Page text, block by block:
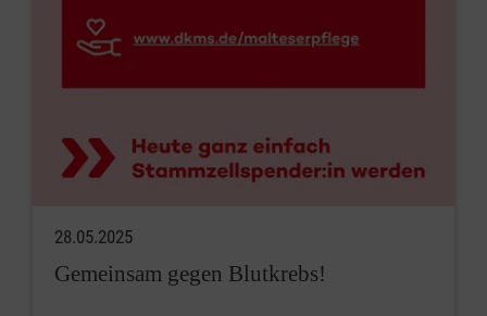
28.05.2025
Gemeinsam gegen Blutkrebs!